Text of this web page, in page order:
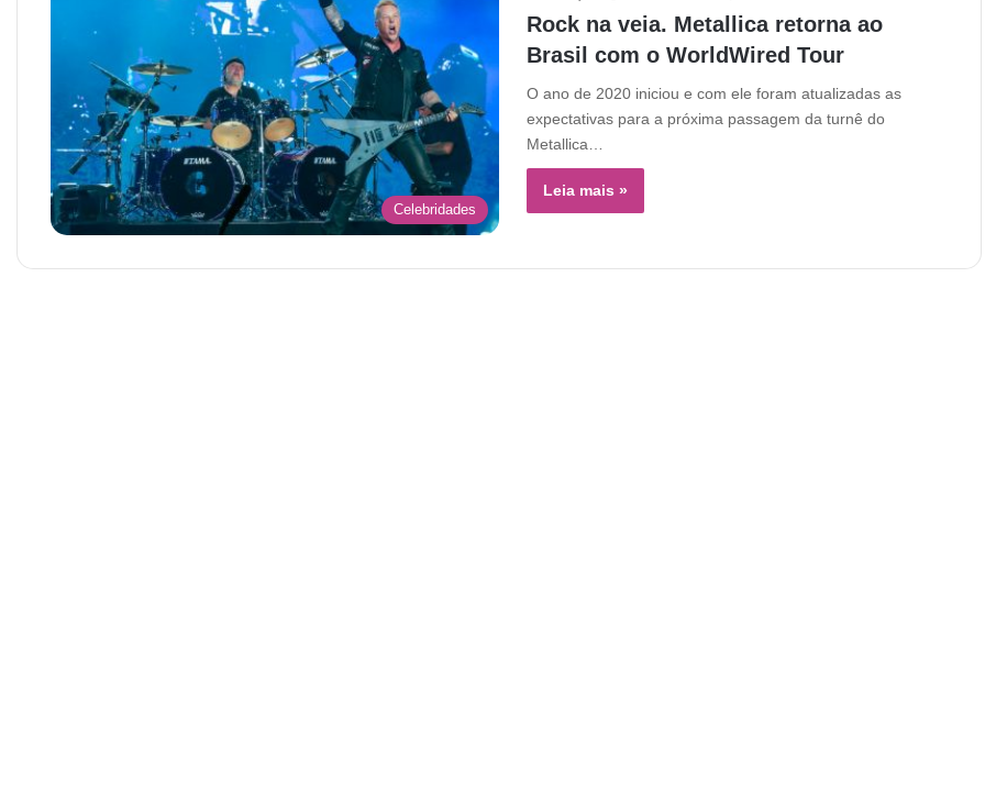
Celebridades
Rock na veia. Metallica retorna ao
Brasil com o WorldWired Tour
O ano de 2020 iniciou e com ele foram atualizadas as
expectativas para a próxima passagem da turnê do
Metallica…
Leia mais »